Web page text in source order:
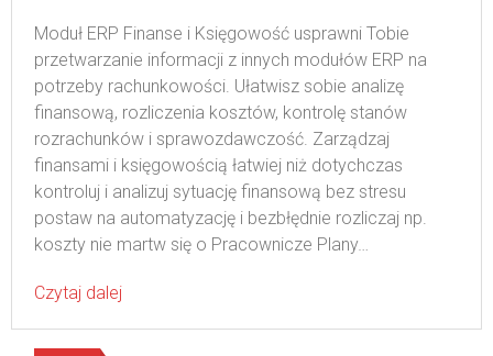
Moduł ERP Finanse i Księgowość usprawni Tobie
przetwarzanie informacji z innych modułów ERP na
potrzeby rachunkowości. Ułatwisz sobie analizę
finansową, rozliczenia kosztów, kontrolę stanów
rozrachunków i sprawozdawczość. Zarządzaj
finansami i księgowością łatwiej niż dotychczas
kontroluj i analizuj sytuację finansową bez stresu
postaw na automatyzację i bezbłędnie rozliczaj np.
koszty nie martw się o Pracownicze Plany…
Czytaj dalej